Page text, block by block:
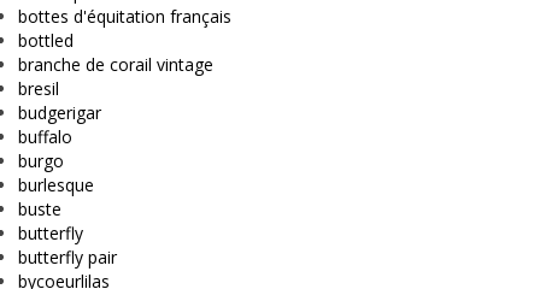
bottes d'équitation français
bottled
branche de corail vintage
bresil
budgerigar
buffalo
burgo
burlesque
buste
butterfly
butterfly pair
bycoeurlilas